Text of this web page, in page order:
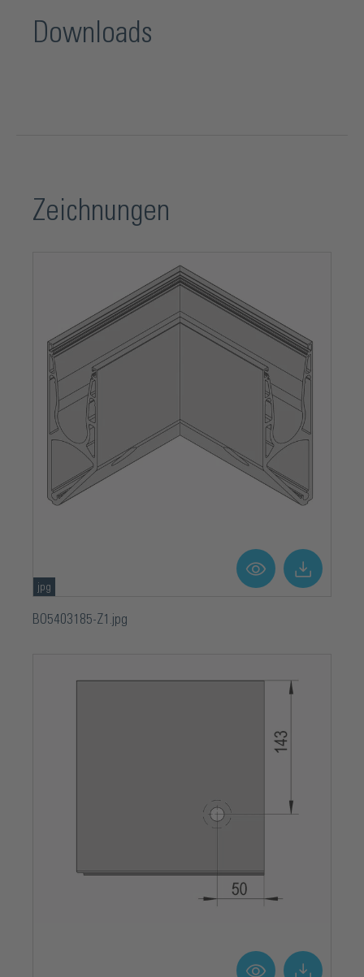
Downloads
Zeichnungen
jpg
BO5403185-Z1.jpg